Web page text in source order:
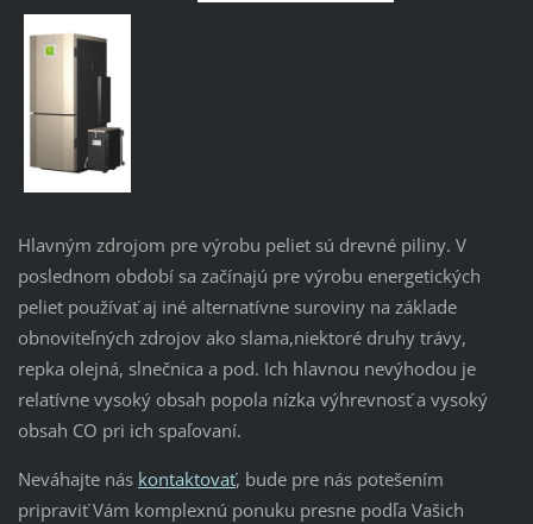
Hlavným zdrojom pre výrobu peliet sú drevné piliny. V
poslednom období sa začínajú pre výrobu energetických
peliet používať aj iné alternatívne suroviny na základe
obnoviteľných zdrojov ako slama,niektoré druhy trávy,
repka olejná, slnečnica a pod. Ich hlavnou nevýhodou je
relatívne vysoký obsah popola nízka výhrevnosť a vysoký
obsah CO pri ich spaľovaní.
Neváhajte nás kontaktovať, bude pre nás potešením
pripraviť Vám komplexnú ponuku presne podľa Vašich